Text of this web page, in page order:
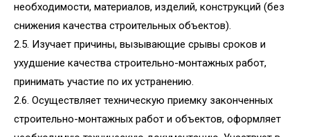
необходимости, материалов, изделий, конструкций (без
снижения качества строительных объектов).
2.5. Изучает причины, вызывающие срывы сроков и
ухудшение качества строительно-монтажных работ,
принимать участие по их устранению.
2.6. Осуществляет техническую приемку законченных
строительно-монтажных работ и объектов, оформляет